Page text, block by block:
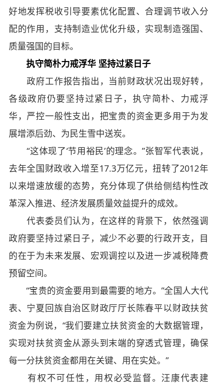
好地发挥税收引导要素优化配置、合理调节收入分
配的作用，支持制造业优化升级，实现制造强国、
质量强国的目标。
执守简朴力戒浮华 坚持过紧日子
政府工作报告指出，当前财政状况出现好转，
各级政府仍要坚持过紧日子，执守简朴、力戒浮
华，严控一般性支出，把宝贵的资金更多用于为发
展增添后劲、为民生雪中送炭。
“这体现了‘节用裕民’的理念。”张智军代表说，
去年全国财政收入增至17.3万亿元，扭转了2012年
以来增速放缓的态势，充分体现了供给侧结构性改
革深入推进、经济发展质量效益提升的成效。
代表委员们认为，在这样的背景下，依然强调
政府要坚持过紧日子，减少不必要的行政开支，目
的在于为未来发展、宏观调控以及进一步减税降费
预留空间。
“宝贵的资金要用到最需要的地方。”全国人大代
表、宁夏回族自治区财政厅厅长陈春平以财政扶贫
资金为例说，“我们要建立扶贫资金的大数据管理，
实现对扶贫资金从源头到末端的穿透式管理，确保
每一分扶贫资金都用在关键、用在实处。”
有权不可任性，用权必受监督。汪康代表建